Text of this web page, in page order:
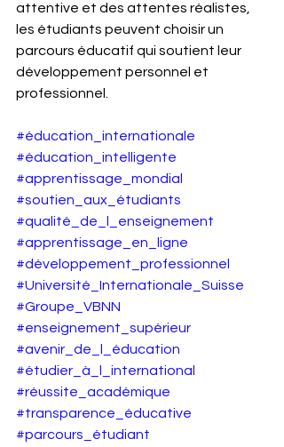
attentive et des attentes réalistes,
les étudiants peuvent choisir un
parcours éducatif qui soutient leur
développement personnel et
professionnel.
#éducation_internationale
#éducation_intelligente
#apprentissage_mondial
#soutien_aux_étudiants
#qualité_de_l_enseignement
#apprentissage_en_ligne
#développement_professionnel
#Université_Internationale_Suisse
#Groupe_VBNN
#enseignement_supérieur
#avenir_de_l_éducation
#étudier_à_l_international
#réussite_académique
#transparence_éducative
#parcours_étudiant